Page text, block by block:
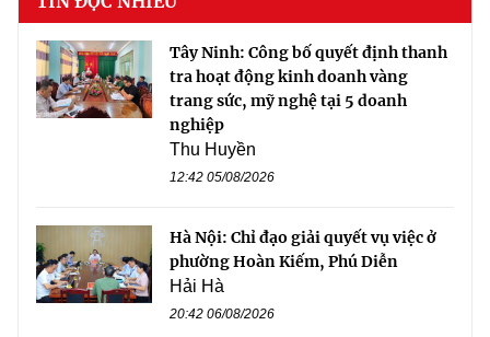
Tây Ninh: Công bố quyết định thanh
tra hoạt động kinh doanh vàng
trang sức, mỹ nghệ tại 5 doanh
nghiệp
Thu Huyền
12:42 05/08/2026
Hà Nội: Chỉ đạo giải quyết vụ việc ở
phường Hoàn Kiếm, Phú Diễn
Hải Hà
20:42 06/08/2026